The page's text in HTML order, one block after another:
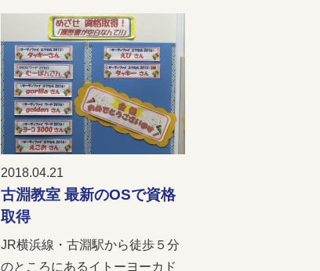
2018.04.21
古淵教室 最新のOSで資格
取得
JR横浜線・古淵駅から徒歩５分
のところにあるイトーヨーカド